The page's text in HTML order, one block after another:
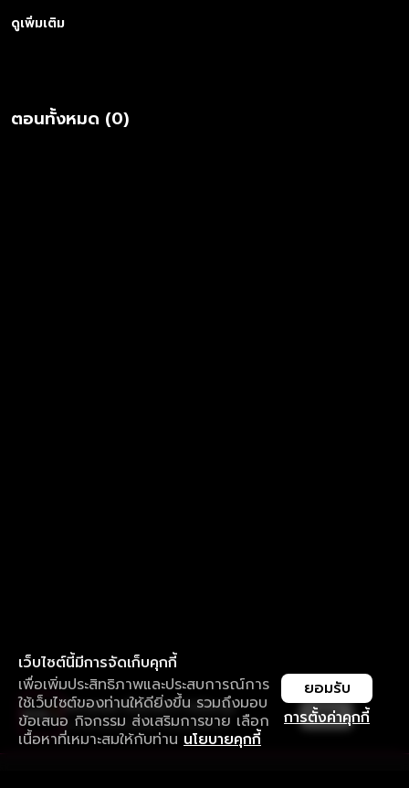
ดูเพิ่มเติม
ตอนทั้งหมด (0)
เว็บไซต์นี้มีการจัดเก็บคุกกี้
เพื่อเพิ่มประสิทธิภาพและประสบการณ์การ
ใช้เว็บไซต์ของท่านให้ดียิ่งขึ้น รวมถึงมอบ
ข้อเสนอ กิจกรรม ส่งเสริมการขาย เลือก
เนื้อหาที่เหมาะสมให้กับท่าน นโยบายคุกกี้
การตั้งค่าคุกกี้
ยอมรับ
ใช้งานแอป ลื่นไหลกว่า ไม่มีสะดุด
ดาวน์โหลดแอปเพื่อการรับชมที่ดีกว่า เปิด